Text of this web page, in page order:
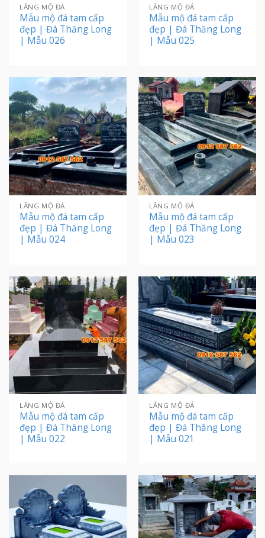
LĂNG MỘ ĐÁ
Mẫu mộ đá tam cấp
đẹp | Đá Thăng Long
| Mẫu 026
LĂNG MỘ ĐÁ
Mẫu mộ đá tam cấp
đẹp | Đá Thăng Long
| Mẫu 025
LĂNG MỘ ĐÁ
Mẫu mộ đá tam cấp
đẹp | Đá Thăng Long
| Mẫu 024
LĂNG MỘ ĐÁ
Mẫu mộ đá tam cấp
đẹp | Đá Thăng Long
| Mẫu 023
LĂNG MỘ ĐÁ
Mẫu mộ đá tam cấp
đẹp | Đá Thăng Long
| Mẫu 022
LĂNG MỘ ĐÁ
Mẫu mộ đá tam cấp
đẹp | Đá Thăng Long
| Mẫu 021